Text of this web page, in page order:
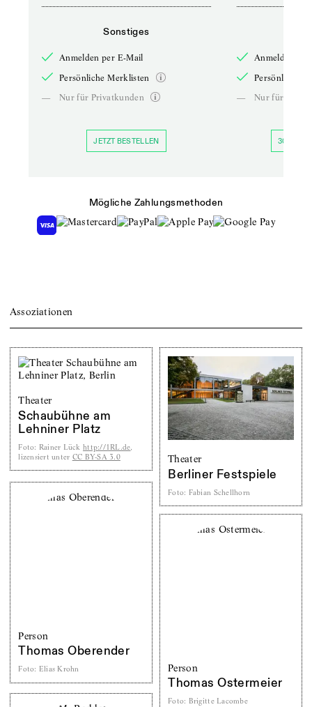
Sonstiges
Anmelden per E-Mail
Persönliche Merklisten
—
Nur für Privatkunden
JETZT BESTELLEN
Anmelden
Persönliche
—
Nur für
30 TAGE
Mögliche Zahlungsmethoden
Assoziationen
Theater
Schaubühne am
Lehniner Platz
Foto: Rainer Lückhttp://1RL.de,
lizensiert unter CC BY-SA 3.0 Theater
Berliner Festspiele
Foto: Fabian Schellhorn
Person
Thomas Oberender
Foto: Elias Krohn Person
Thomas Ostermeier
Foto: Brigitte Lacombe